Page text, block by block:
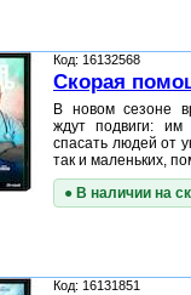
Код: 16132568
Скорая
В новом сезоне
ждут подвиги: им
спасать людей от
так и маленьких,
● В наличии на
Код: 16131851